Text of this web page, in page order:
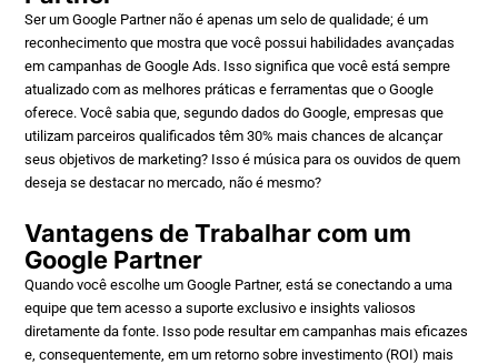
Ser um Google Partner não é apenas um selo de qualidade; é um
reconhecimento que mostra que você possui habilidades avançadas
em campanhas de Google Ads. Isso significa que você está sempre
atualizado com as melhores práticas e ferramentas que o Google
oferece. Você sabia que, segundo dados do Google, empresas que
utilizam parceiros qualificados têm 30% mais chances de alcançar
seus objetivos de marketing? Isso é música para os ouvidos de quem
deseja se destacar no mercado, não é mesmo?
Vantagens de Trabalhar com um
Google Partner
Quando você escolhe um Google Partner, está se conectando a uma
equipe que tem acesso a suporte exclusivo e insights valiosos
diretamente da fonte. Isso pode resultar em campanhas mais eficazes
e, consequentemente, em um retorno sobre investimento (ROI) mais